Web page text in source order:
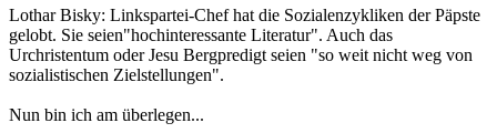
Lothar Bisky: Linkspartei-Chef hat die Sozialenzykliken der Päpste
gelobt. Sie seien"hochinteressante Literatur". Auch das
Urchristentum oder Jesu Bergpredigt seien "so weit nicht weg von
sozialistischen Zielstellungen".
Nun bin ich am überlegen...